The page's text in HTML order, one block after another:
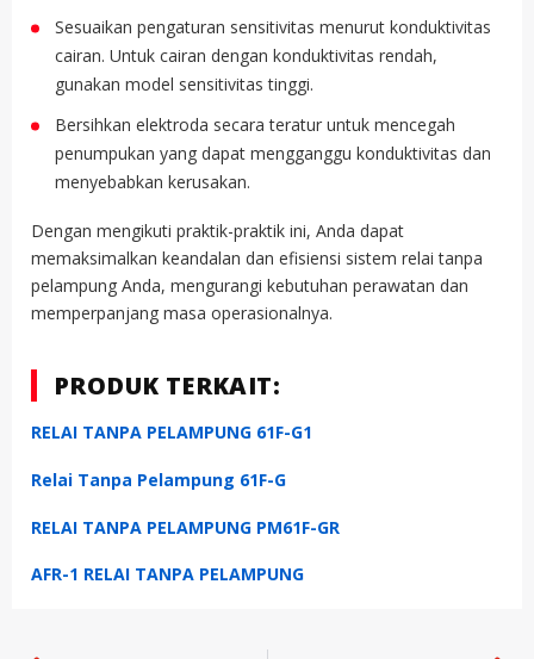
Sesuaikan pengaturan sensitivitas menurut konduktivitas
cairan. Untuk cairan dengan konduktivitas rendah,
gunakan model sensitivitas tinggi.
Bersihkan elektroda secara teratur untuk mencegah
penumpukan yang dapat mengganggu konduktivitas dan
menyebabkan kerusakan.
Dengan mengikuti praktik-praktik ini, Anda dapat
memaksimalkan keandalan dan efisiensi sistem relai tanpa
pelampung Anda, mengurangi kebutuhan perawatan dan
memperpanjang masa operasionalnya.
PRODUK TERKAIT:
RELAI TANPA PELAMPUNG 61F-G1
Relai Tanpa Pelampung 61F-G
RELAI TANPA PELAMPUNG PM61F-GR
AFR-1 RELAI TANPA PELAMPUNG